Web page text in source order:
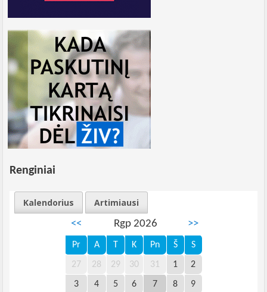
Renginiai
Kalendorius
Artimiausi
<<
Rgp 2026 >>
Pr A T K Pn Š S
27 28 29 30 31 1 2
3 4 5 6 7 8 9